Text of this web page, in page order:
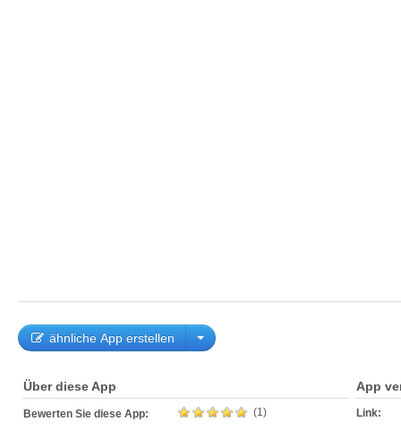
ähnliche App erstellen
Über diese App
Bewerten Sie diese App: (1)
App
Link: